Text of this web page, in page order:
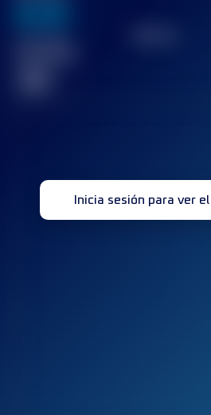
Inicia sesión para ver